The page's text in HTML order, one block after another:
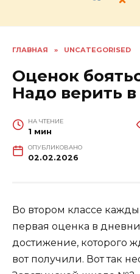
ГЛАВНАЯ » UNCATEGORISED
Оценок
Надо верить в
НА ЧТЕНИЕ
1 мин
ОПУБЛИКОВАНО
02.02.2026
Во втором классе
первая оценка в
достижение, которого
вот получили. Вот так